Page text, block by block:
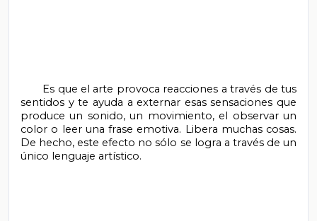
sentidos y te ayuda a externar esas sensaciones que
produce un sonido, un movimiento, el observar un
color o leer una frase emotiva. Libera muchas cosas.
De hecho, este efecto no sólo se logra a través de un
único lenguaje artístico.